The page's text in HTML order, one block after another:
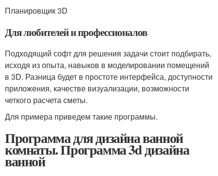
Планировщик 3D
Для любителей и профессионалов
Подходящий софт для решения задачи стоит подбирать,
исходя из опыта, навыков в моделировании помещений
в 3D. Разница будет в простоте интерфейса, доступности
приложения, качестве визуализации, возможности
четкого расчета сметы.
Для примера приведем такие программы.
Программа для дизайна ванной
комнаты. Программа 3d дизайна
ванной